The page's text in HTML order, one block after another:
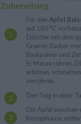
Zubereitung
Für den Apfel
auf 180 °C
Eidotter mit dem
Gramm Zucker
Backpulver und
Ei-Masse rühren.
erhitzen,
verrühren.
Den Teig in einer
Die Äpfel waschen
Kerngehäuse